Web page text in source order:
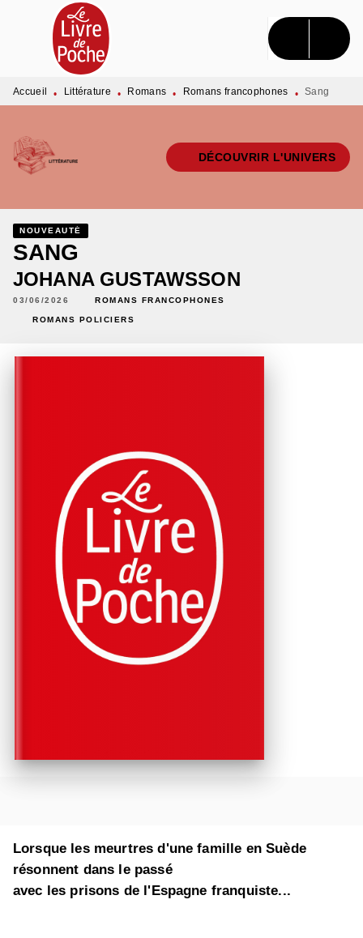
MENU RECHERCHE CONTENU
PIED DE PAGE
Accueil • Littérature • Romans • Romans francophones • Sang
DÉCOUVRIR L'UNIVERS
NOUVEAUTÉ
SANG
JOHANA GUSTAWSSON
03/06/2026 ROMANS FRANCOPHONES
ROMANS POLICIERS
Lorsque les meurtres d'une famille en Suède
résonnent dans le passé
avec les prisons de l'Espagne franquiste...